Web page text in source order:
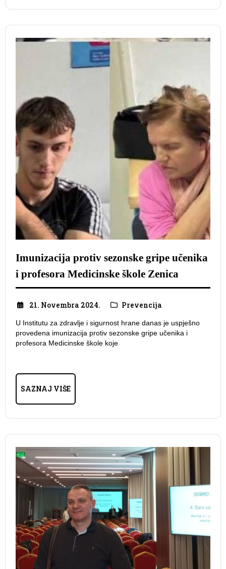
Imunizacija protiv sezonske gripe učenika
i profesora Medicinske škole Zenica
21. Novembra 2024. Prevencija
U Institutu za zdravlje i sigurnost hrane danas je uspješno
provedena imunizacija protiv sezonske gripe učenika i
profesora Medicinske škole koje
SAZNAJ VIŠE